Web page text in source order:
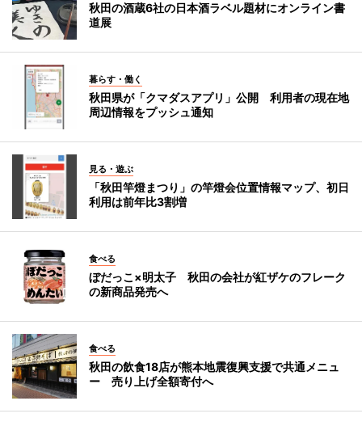
秋田の酒蔵6社の日本酒ラベル題材にオンライン書
道展
暮らす・働く
秋田県が「クマダスアプリ」公開 利用者の現在地
周辺情報をプッシュ通知
見る・遊ぶ
「秋田竿燈まつり」の竿燈会位置情報マップ、初日
利用は前年比3割増
食べる
ぼだっこ×明太子 秋田の会社が紅ザケのフレーク
の新商品発売へ
食べる
秋田の飲食18店が熊本地震復興支援で共通メニュ
ー 売り上げ全額寄付へ